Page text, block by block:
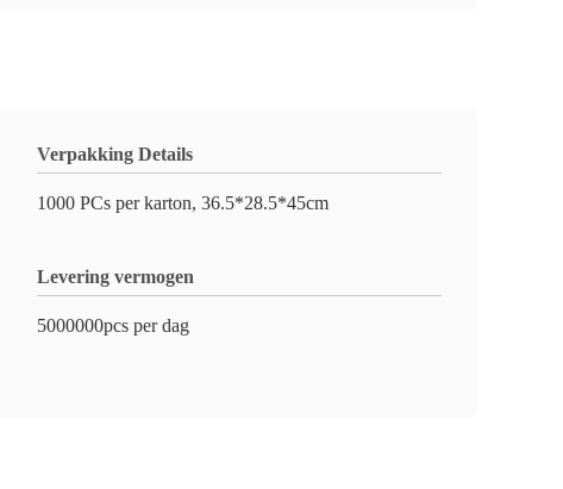
Verpakking Details
1000 PCs per karton, 36.5*28.5*45cm
Levering vermogen
5000000pcs per dag